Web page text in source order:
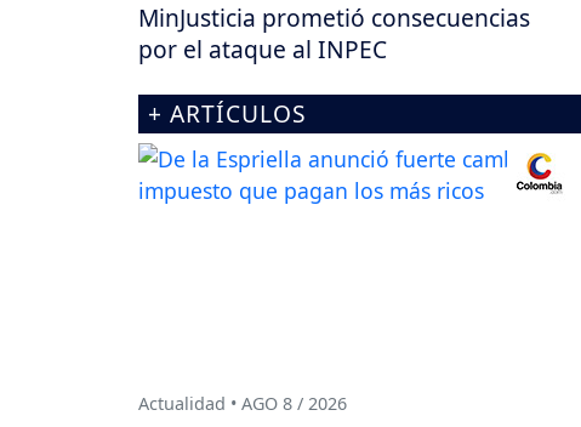
MinJusticia prometió consecuencias
por el ataque al INPEC
+ ARTÍCULOS
Actualidad • AGO 8 / 2026